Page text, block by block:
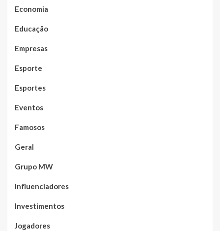
Economia
Educação
Empresas
Esporte
Esportes
Eventos
Famosos
Geral
Grupo MW
Influenciadores
Investimentos
Jogadores